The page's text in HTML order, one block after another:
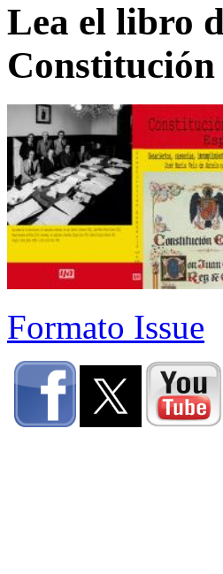
Lea el libro
Constitución
Formato Issue